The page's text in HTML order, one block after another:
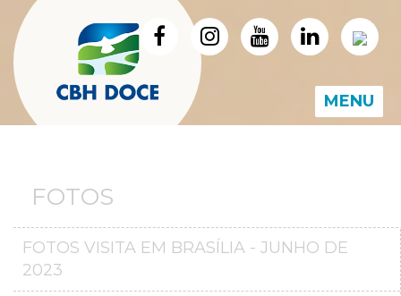
MENU
FOTOS
FOTOS VISITA EM BRASÍLIA - JUNHO DE
2023